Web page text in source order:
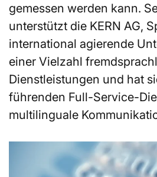
gemessen werden kann.
unterstützt die KERN AG,
international agierende
einer Vielzahl
Dienstleistungen und hat
führenden Full-Service-
multilinguale